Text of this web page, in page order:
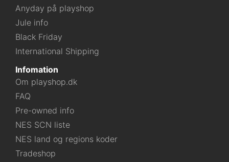
Anyday på playshop
Jule info
Black Friday
International Shipping
Infomation
Om playshop.dk
FAQ
Pre-owned info
NES SCN liste
NES land og regions koder
Tradeshop